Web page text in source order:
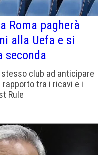
Roma pagherà
alla Uefa e si
seconda
stesso club ad anticipare
tra i ricavi e i
Rule